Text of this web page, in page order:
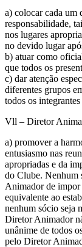
a) colocar cada um
responsabilidade,
nos lugares
no devido lugar
b) atuar como
que todos os
c) dar atenção
diferentes grupos
todos os
Vll – Diretor
a) promover a
entusiasmo nas
apropriadas e da
do Clube. Nenhum
Animador de impor
equivalente ao
nenhum sócio seja
Diretor Animador
unânime de todos
pelo Diretor